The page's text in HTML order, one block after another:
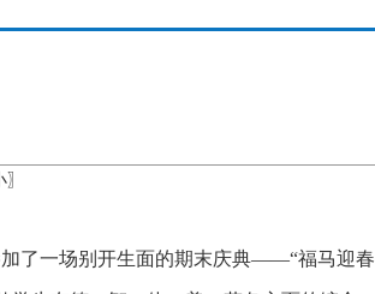
〗
加了一场别开生面的期末庆典——“福马迎春